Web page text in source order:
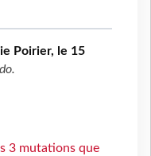
Poirier, le 15
.
3 mutations que